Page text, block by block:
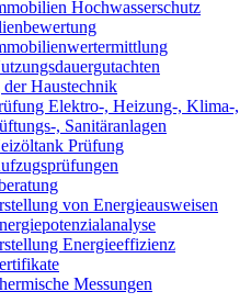
Hochwasserschutz
Haustechnik
Elektro-, Heizung-, Klima-,
, Sanitäranlagen
Prüfung
von Energieausweisen
Energieeffizienz
Messungen